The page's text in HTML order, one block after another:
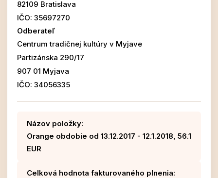
82109 Bratislava
IČO: 35697270
Odberateľ
Centrum tradičnej kultúry v Myjave
Partizánska 290/17
907 01 Myjava
IČO: 34056335
Názov položky:
Orange obdobie od 13.12.2017 - 12.1.2018, 56.1
EUR
Celková hodnota fakturovaného plnenia: